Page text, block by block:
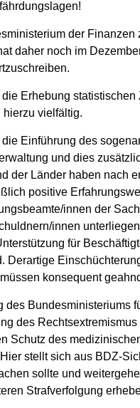
der
daher noch im
Erhebung
vielfältig.
Einführung des
und dies
der Länder haben nach
positive
innen der
innen
für
Derartige
konsequent
des Bundesministeriums
des
Schutz des
stellt sich aus BDZ-
sollte und
Strafverfolgung